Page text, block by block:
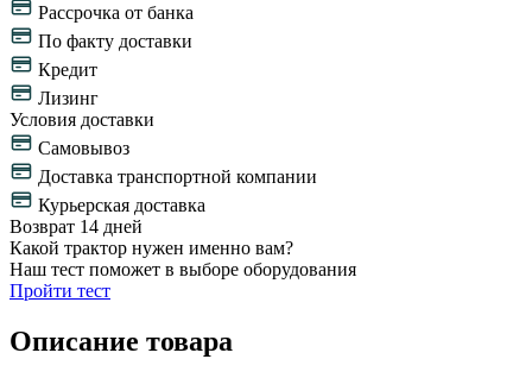
Рассрочка от банка
По факту доставки
Кредит
Лизинг
Условия доставки
Самовывоз
Доставка транспортной компании
Курьерская доставка
Возврат 14 дней
Какой трактор нужен именно вам?
Наш тест поможет в выборе оборудования
Пройти тест
Описание товара